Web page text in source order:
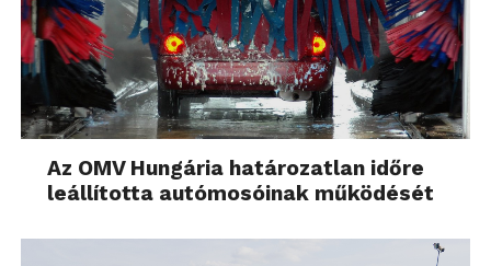
Az OMV Hungária határozatlan időre
leállította autómosóinak működését